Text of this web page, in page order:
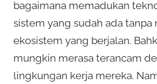
bagaimana memadukan
sistem yang sudah ada
ekosistem yang berjalan.
mungkin merasa terancam
lingkungan kerja mereka.